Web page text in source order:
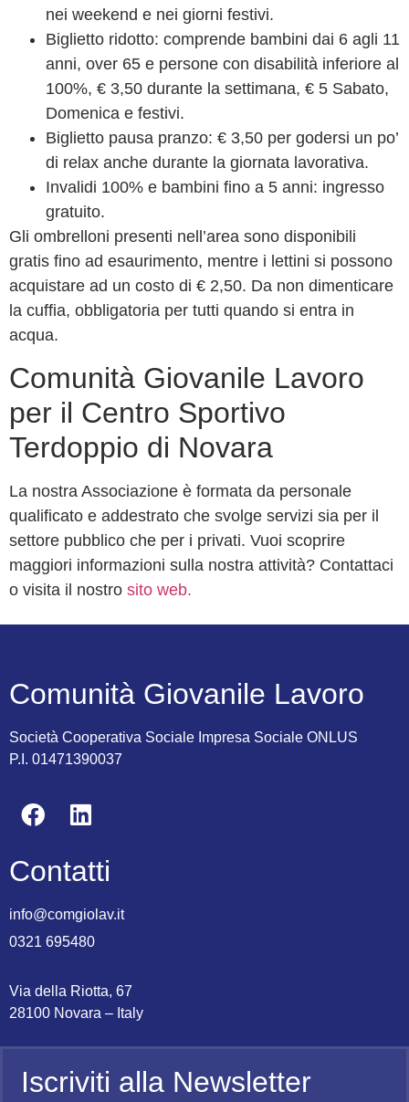
nei weekend e nei giorni festivi.
Biglietto ridotto: comprende bambini dai 6 agli 11
anni, over 65 e persone con disabilità inferiore al
100%, € 3,50 durante la settimana, € 5 Sabato,
Domenica e festivi.
Biglietto pausa pranzo: € 3,50 per godersi un po’
di relax anche durante la giornata lavorativa.
Invalidi 100% e bambini fino a 5 anni: ingresso
gratuito.
Gli ombrelloni presenti nell’area sono disponibili
gratis fino ad esaurimento, mentre i lettini si possono
acquistare ad un costo di € 2,50. Da non dimenticare
la cuffia, obbligatoria per tutti quando si entra in
acqua.
Comunità Giovanile Lavoro
per il Centro Sportivo
Terdoppio di Novara
La nostra Associazione è formata da personale
qualificato e addestrato che svolge servizi sia per il
settore pubblico che per i privati. Vuoi scoprire
maggiori informazioni sulla nostra attività? Contattaci
o visita il nostro sito web.
Comunità Giovanile Lavoro
Società Cooperativa Sociale Impresa Sociale ONLUS
P.I. 01471390037
Contatti
info@comgiolav.it
0321 695480
Via della Riotta, 67
28100 Novara – Italy
Iscriviti alla Newsletter